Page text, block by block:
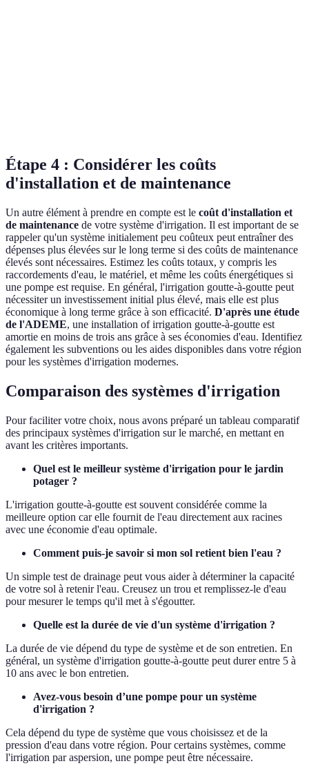
Étape 4 : Considérer les coûts
d'installation et de maintenance
Un autre élément à prendre en compte est le coût d'installation et
de maintenance de votre système d'irrigation. Il est important de se
rappeler qu'un système initialement peu coûteux peut entraîner des
dépenses plus élevées sur le long terme si des coûts de maintenance
élevés sont nécessaires. Estimez les coûts totaux, y compris les
raccordements d'eau, le matériel, et même les coûts énergétiques si
une pompe est requise. En général, l'irrigation goutte-à-goutte peut
nécessiter un investissement initial plus élevé, mais elle est plus
économique à long terme grâce à son efficacité. D'après une étude
de l'ADEME, une installation of irrigation goutte-à-goutte est
amortie en moins de trois ans grâce à ses économies d'eau. Identifiez
également les subventions ou les aides disponibles dans votre région
pour les systèmes d'irrigation modernes.
Comparaison des systèmes d'irrigation
Pour faciliter votre choix, nous avons préparé un tableau comparatif
des principaux systèmes d'irrigation sur le marché, en mettant en
avant les critères importants.
Quel est le meilleur système d'irrigation pour le jardin
potager ?
L'irrigation goutte-à-goutte est souvent considérée comme la
meilleure option car elle fournit de l'eau directement aux racines
avec une économie d'eau optimale.
Comment puis-je savoir si mon sol retient bien l'eau ?
Un simple test de drainage peut vous aider à déterminer la capacité
de votre sol à retenir l'eau. Creusez un trou et remplissez-le d'eau
pour mesurer le temps qu'il met à s'égoutter.
Quelle est la durée de vie d'un système d'irrigation ?
La durée de vie dépend du type de système et de son entretien. En
général, un système d'irrigation goutte-à-goutte peut durer entre 5 à
10 ans avec le bon entretien.
Avez-vous besoin d’une pompe pour un système
d'irrigation ?
Cela dépend du type de système que vous choisissez et de la
pression d'eau dans votre région. Pour certains systèmes, comme
l'irrigation par aspersion, une pompe peut être nécessaire.